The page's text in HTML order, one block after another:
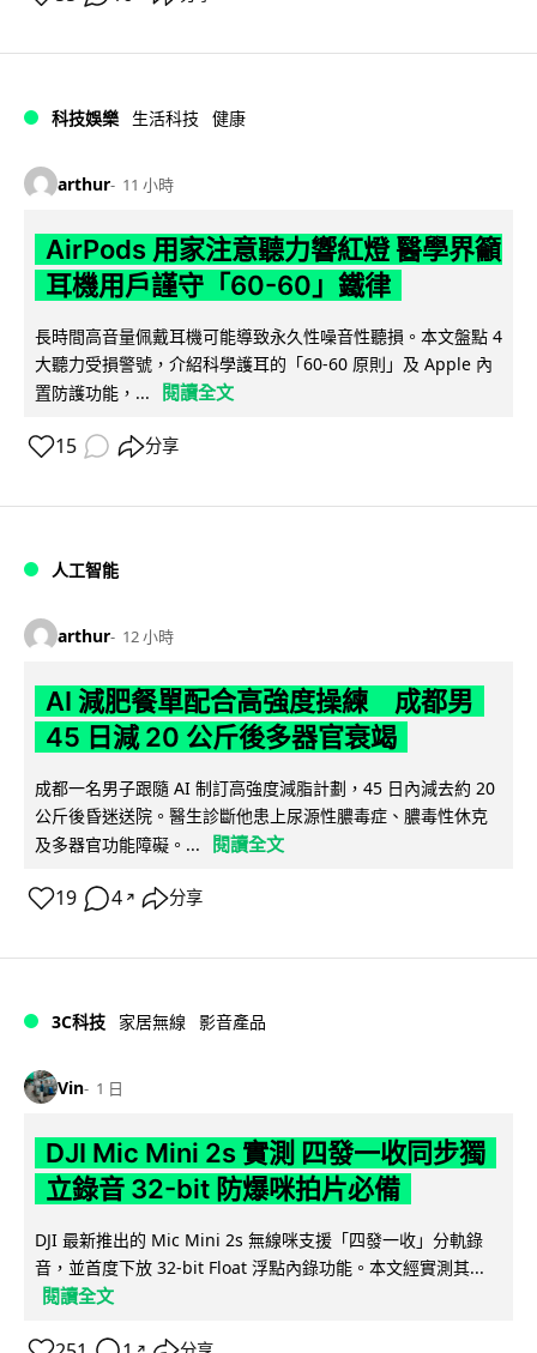
科技娛樂 生活科技 健康
arthur 11 小時
AirPods 用家注意聽力響紅燈 醫學界籲
耳機用戶謹守「60-60」鐵律
長時間高音量佩戴耳機可能導致永久性噪音性聽損。本文盤點 4
大聽力受損警號，介紹科學護耳的「60-60 原則」及 Apple 內
置防護功能，...
閱讀全文
15 分享
人工智能
arthur 12 小時
AI 減肥餐單配合高強度操練 成都男
45 日減 20 公斤後多器官衰竭
成都一名男子跟隨 AI 制訂高強度減脂計劃，45 日內減去約 20
公斤後昏迷送院。醫生診斷他患上尿源性膿毒症、膿毒性休克
及多器官功能障礙。...
閱讀全文
19 4 ↗ 分享
3C科技 家居無線 影音產品
Vin 1 日
DJI Mic Mini 2s 實測 四發一收同步獨
立錄音 32-bit 防爆咪拍片必備
DJI 最新推出的 Mic Mini 2s 無線咪支援「四發一收」分軌錄
音，並首度下放 32-bit Float 浮點內錄功能。本文經實測其...
閱讀全文
↗